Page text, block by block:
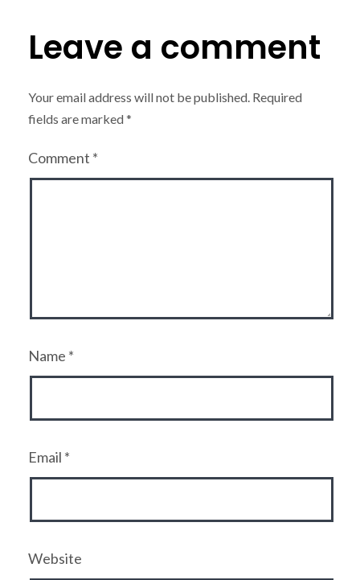
Leave a comment
Your email address will not be published. Required
fields are marked*
Comment *
Name *
Email *
Website